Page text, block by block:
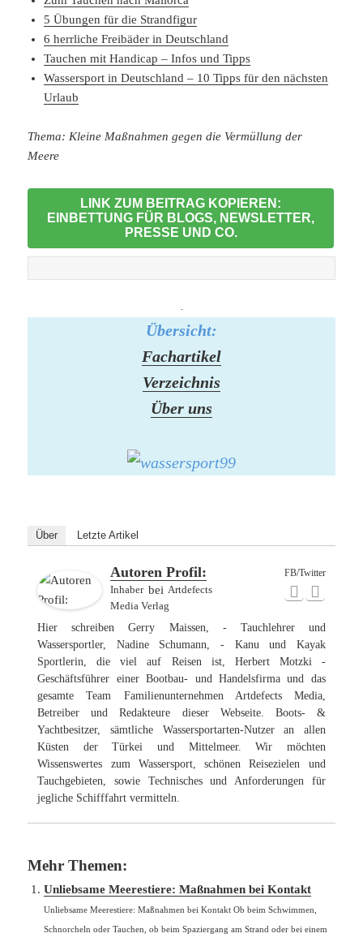
5 Übungen für die Strandfigur
6 herrliche Freibäder in Deutschland
Tauchen mit Handicap – Infos und Tipps
Wassersport in Deutschland – 10 Tipps für den nächsten
Urlaub
Thema: Kleine Maßnahmen gegen die Vermüllung der
Meere
LINK ZUM BEITRAG KOPIEREN:
EINBETTUNG FÜR BLOGS, NEWSLETTER,
PRESSE UND CO.
-
Übersicht:
Fachartikel
Verzeichnis
Über uns
Über Letzte Artikel
FB/Twitter
Autoren Profil:
Inhaberbei Artdefects
Media Verlag
Hier schreiben Gerry Maissen, - Tauchlehrer und
Wassersportler, Nadine Schumann, - Kanu und Kayak
Sportlerin, die viel auf Reisen ist, Herbert Motzki -
Geschäftsführer einer Bootbau- und Handelsfirma und das
gesamte Team Familienunternehmen Artdefects Media,
Betreiber und Redakteure dieser Webseite. Boots- &
Yachtbesitzer, sämtliche Wassersportarten-Nutzer an allen
Küsten der Türkei und Mittelmeer. Wir möchten
Wissenswertes zum Wassersport, schönen Reisezielen und
Tauchgebieten, sowie Technisches und Anforderungen für
jegliche Schifffahrt vermitteln.
Mehr Themen:
Unliebsame Meerestiere: Maßnahmen bei Kontakt
Unliebsame Meerestiere: Maßnahmen bei Kontakt Ob beim Schwimmen,
Schnorcheln oder Tauchen, ob beim Spaziergang am Strand oder bei einem